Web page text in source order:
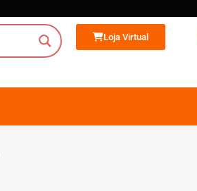
Loja Virtual